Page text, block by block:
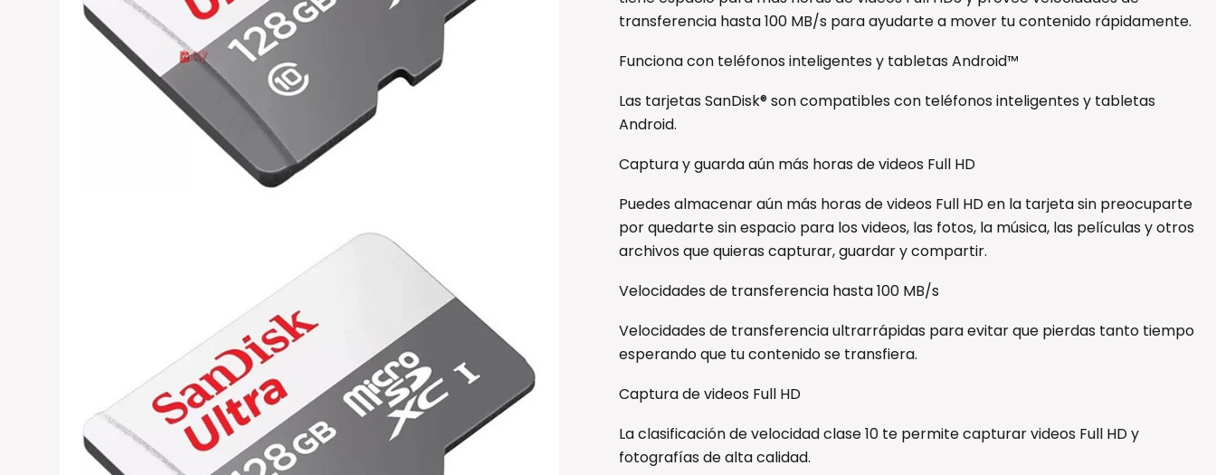
transferencia hasta 100 MB/s para ayudarte a mover tu contenido rápidamente.
Funciona con teléfonos inteligentes y tabletas Android™
Las tarjetas SanDisk® son compatibles con teléfonos inteligentes y tabletas
Android.
Captura y guarda aún más horas de videos Full HD
Puedes almacenar aún más horas de videos Full HD en la tarjeta sin preocuparte
por quedarte sin espacio para los videos, las fotos, la música, las películas y otros
archivos que quieras capturar, guardar y compartir.
Velocidades de transferencia hasta 100 MB/s
Velocidades de transferencia ultrarrápidas para evitar que pierdas tanto tiempo
esperando que tu contenido se transfiera.
Captura de videos Full HD
La clasificación de velocidad clase 10 te permite capturar videos Full HD y
fotografías de alta calidad.